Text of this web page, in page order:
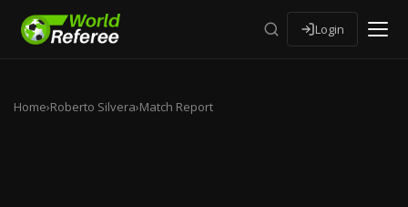
Login
Home›Roberto Silvera›Match Report